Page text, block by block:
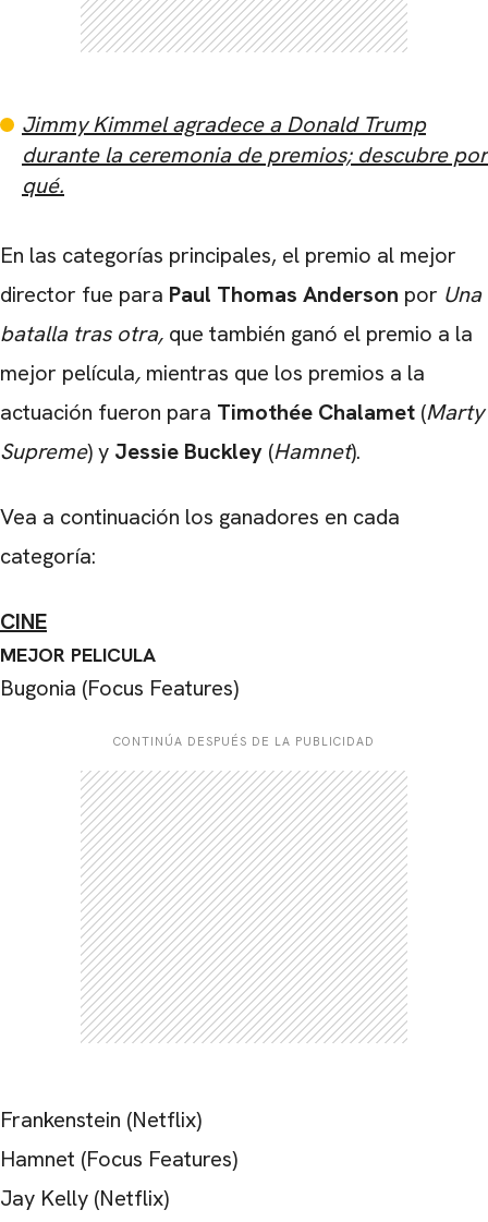
Jimmy Kimmel agradece a Donald Trump
durante la ceremonia de premios; descubre por
qué.
En las categorías principales, el premio al mejor
director fue para Paul Thomas Anderson por Una
batalla tras otra, que también ganó el premio a la
mejor película, mientras que los premios a la
actuación fueron para Timothée Chalamet (Marty
Supreme) y Jessie Buckley (Hamnet).
Vea a continuación los ganadores en cada
categoría:
CINE
MEJOR PELICULA
Bugonia (Focus Features)
CONTINÚA DESPUÉS DE LA PUBLICIDAD
Frankenstein (Netflix)
Hamnet (Focus Features)
Jay Kelly (Netflix)